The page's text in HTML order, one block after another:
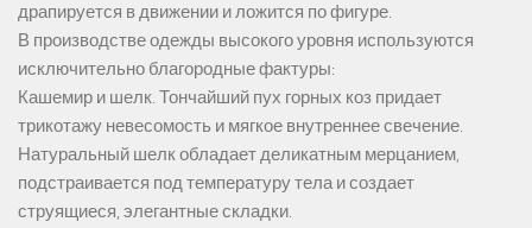
драпируется в движении и ложится по фигуре.
В производстве одежды высокого уровня используются
исключительно благородные фактуры:
Кашемир и шелк. Тончайший пух горных коз придает
трикотажу невесомость и мягкое внутреннее свечение.
Натуральный шелк обладает деликатным мерцанием,
подстраивается под температуру тела и создает
струящиеся, элегантные складки.